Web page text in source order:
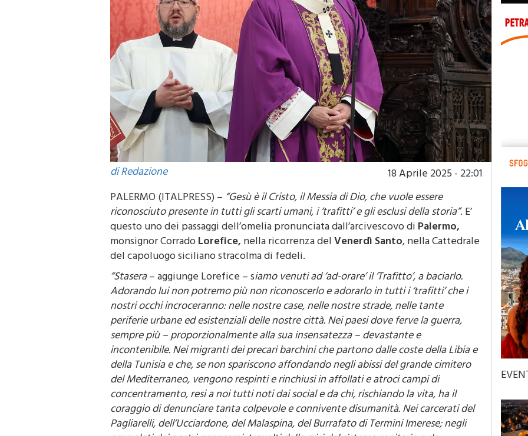
di Redazione
18 Aprile 2025 - 22:01
PALERMO (ITALPRESS) – “Gesù è il Cristo, il Messia di Dio, che vuole essere
riconosciuto presente in tutti gli scarti umani, i ‘trafitti’ e gli esclusi della storia”. E’
questo uno dei passaggi dell’omelia pronunciata dall’arcivescovo diPalermo,
monsignor CorradoLorefice, nella ricorrenza delVenerdì Santo , nella Cattedrale
del capoluogo siciliano stracolma di fedeli.
“Stasera– aggiunge Lorefice – siamo venuti ad ‘ad-orare’ il ‘Trafitto’, a baciarlo.
Adorando lui non potremo più non riconoscerlo e adorarlo in tutti i ‘trafitti’ che i
nostri occhi incroceranno: nelle nostre case, nelle nostre strade, nelle tante
periferie urbane ed esistenziali delle nostre città. Nei paesi dove ferve la guerra,
sempre più – proporzionalmente alla sua insensatezza – devastante e
incontenibile. Nei migranti dei precari barchini che partono dalle coste della Libia e
della Tunisia e che, se non spariscono affondando negli abissi del grande cimitero
del Mediterraneo, vengono respinti e rinchiusi in affollati e atroci campi di
concentramento, resi a noi tutti noti dai social e da chi, rischiando la vita, ha il
coraggio di denunciare tanta colpevole e connivente disumanità. Nei carcerati del
Pagliarelli, dell’Ucciardone, del Malaspina, del Burrafato di Termini Imerese; negli